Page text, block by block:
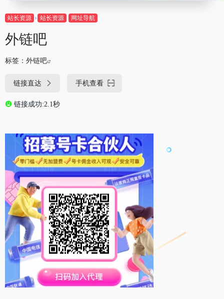
站长资源 站长资源 网址导航
外链吧
标签： 外链吧
链接直达 手机查看
链接成功:2.1秒